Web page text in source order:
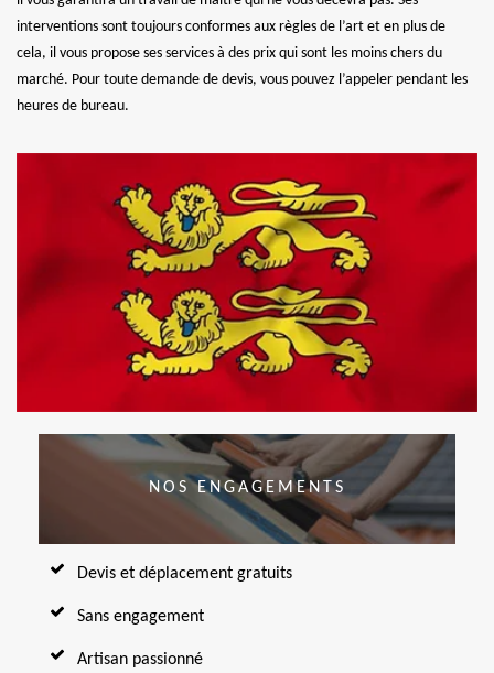
interventions sont toujours conformes aux règles de l’art et en plus de
cela, il vous propose ses services à des prix qui sont les moins chers du
marché. Pour toute demande de devis, vous pouvez l’appeler pendant les
heures de bureau.
NOS ENGAGEMENTS
Devis et déplacement gratuits
Sans engagement
Artisan passionné